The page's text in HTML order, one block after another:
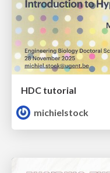
HDC tutorial
michielstock